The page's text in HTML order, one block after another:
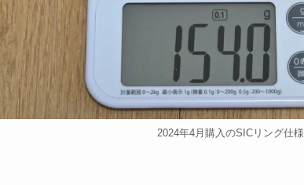
2024年4月購入のSICリング仕様